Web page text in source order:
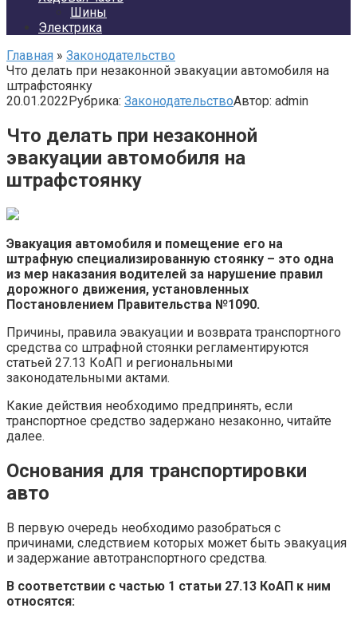
Шины
Электрика
Главная » Законодательство
Что делать при незаконной эвакуации автомобиля на
штрафстоянку
20.01.2022Рубрика: ЗаконодательствоАвтор: admin
Что делать при незаконной
эвакуации автомобиля на
штрафстоянку
Эвакуация автомобиля и помещение его на
штрафную специализированную стоянку – это одна
из мер наказания водителей за нарушение правил
дорожного движения, установленных
Постановлением Правительства №1090.
Причины, правила эвакуации и возврата транспортного
средства со штрафной стоянки регламентируются
статьей 27.13 КоАП и региональными
законодательными актами.
Какие действия необходимо предпринять, если
транспортное средство задержано незаконно, читайте
далее.
Основания для транспортировки
авто
В первую очередь необходимо разобраться с
причинами, следствием которых может быть эвакуация
и задержание автотранспортного средства.
В соответствии с частью 1 статьи 27.13 КоАП к ним
относятся: